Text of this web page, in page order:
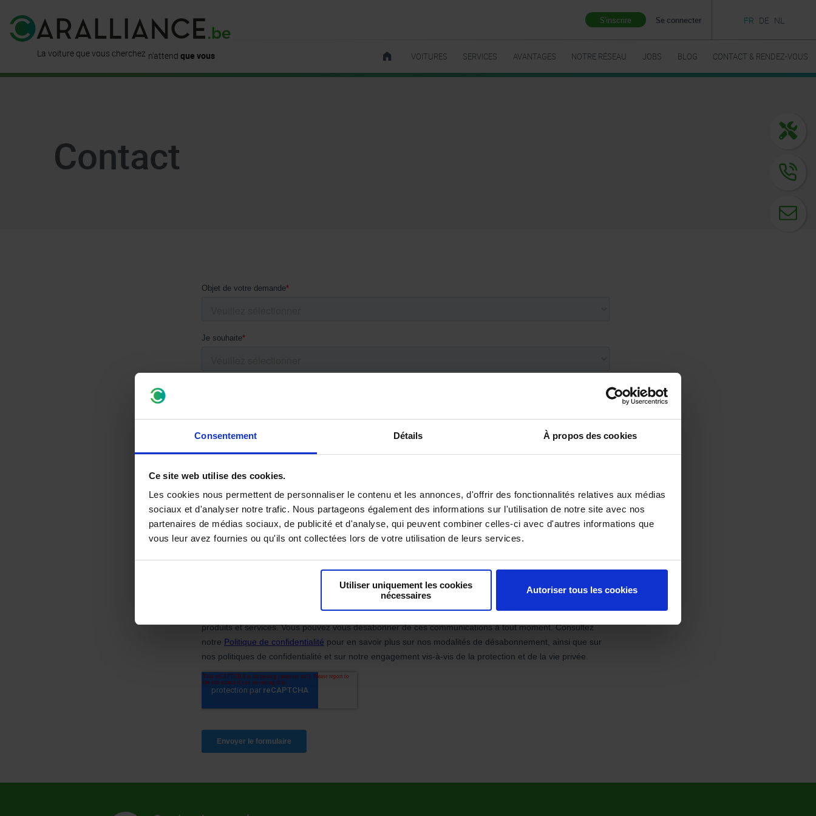
Consentement Détails À propos des cookies
Ce site web utilise des cookies.
Les cookies nous permettent de personnaliser le contenu et les annonces, d'offrir des fonctionnalités relatives aux médias
sociaux et d'analyser notre trafic. Nous partageons également des informations sur l'utilisation de notre site avec nos
partenaires de médias sociaux, de publicité et d'analyse, qui peuvent combiner celles-ci avec d'autres informations que
vous leur avez fournies ou qu'ils ont collectées lors de votre utilisation de leurs services.
Utiliser uniquement les cookies
nécessaires
Autoriser tous les cookies
La voiture que vous cherchez
est déjàdisponible ici
n'attend que vous
S'inscrire Se connecter FR DE NL
VOITURES SERVICES AVANTAGES NOTRE RÉSEAU JOBS BLOG CONTACT & RENDEZ-VOUS
Contact